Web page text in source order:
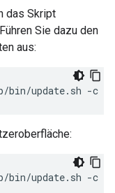
das Skript
Sie dazu den
aus:
bin/update.sh -c
bin/update.sh -c